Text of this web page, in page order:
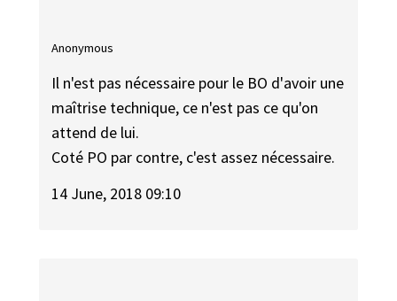
Anonymous
Il n'est pas nécessaire pour le BO d'avoir une
maîtrise technique, ce n'est pas ce qu'on
attend de lui.
Coté PO par contre, c'est assez nécessaire.
14 June, 2018 09:10